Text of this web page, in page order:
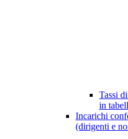
Tassi
in
Incarichi
(dirigenti e